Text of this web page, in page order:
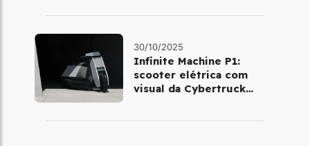
30/10/2025
Infinite Machine P1:
scooter elétrica com
visual da Cybertruck